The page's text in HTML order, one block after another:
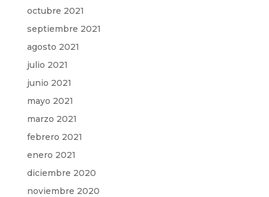
octubre 2021
septiembre 2021
agosto 2021
julio 2021
junio 2021
mayo 2021
marzo 2021
febrero 2021
enero 2021
diciembre 2020
noviembre 2020